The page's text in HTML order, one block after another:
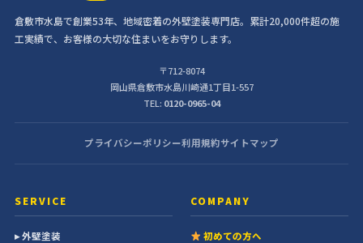
倉敷市水島で創業53年、地域密着の外壁塗装専門店。累計20,000件超の施
工実績で、お客様の大切な住まいをお守りします。
〒712-8074
岡山県倉敷市水島川崎通1丁目1-557
TEL: 0120-0965-04
プライバシーポリシー利用規約サイトマップ
SERVICE
▸ 外壁塗装
COMPANY
初めての方へ